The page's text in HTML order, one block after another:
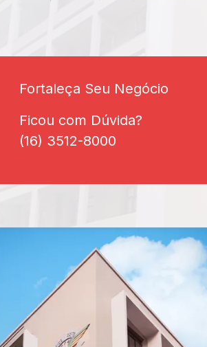
Fortaleça Seu Negócio
Ficou com Dúvida?
(16) 3512-8000